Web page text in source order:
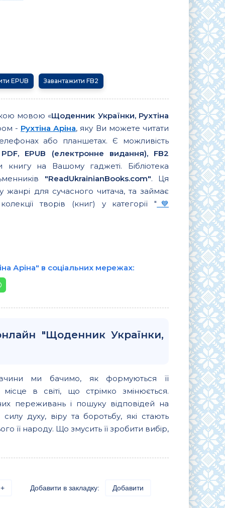
EPUB Завантажити FB2
мовою «Щоденник Українки, Рухтіна
- Рухтіна Аріна, яку Ви можете читати
або планшетах. Є можливість
EPUB (електронне видання), FB2
на Вашому гаджеті. Бібліотека
"ReadUkrainianBooks.com". Ця
для сучасного читача, та займає
творів (книг) у категорії " 💙
Аріна" в соціальних мережах:
"Щоденник Українки,
ми бачимо, як формуються її
в світі, що стрімко змінюється.
переживань і пошуку відповідей на
духу, віру та боротьбу, які стають
її народу. Що змусить її зробити вибір,
+ Добавити в закладку: Добавити